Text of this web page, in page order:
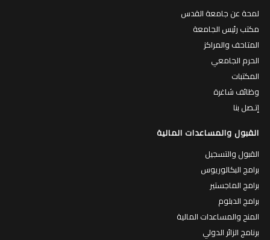
لمحة عن جامعة القدس
مكتب رئيس الجامعة
المتاحف والمراكز
الحرم الجامعي
المكتبات
وظائف شاغرة
إتـصل بنا
القبول والمساعدات المالية
القبول والتسجيل
برامج البكالوريوس
برامج الماجستير
برامج الدبلوم
المنح والمساعدات المالية
برنامج الزائر الدولي